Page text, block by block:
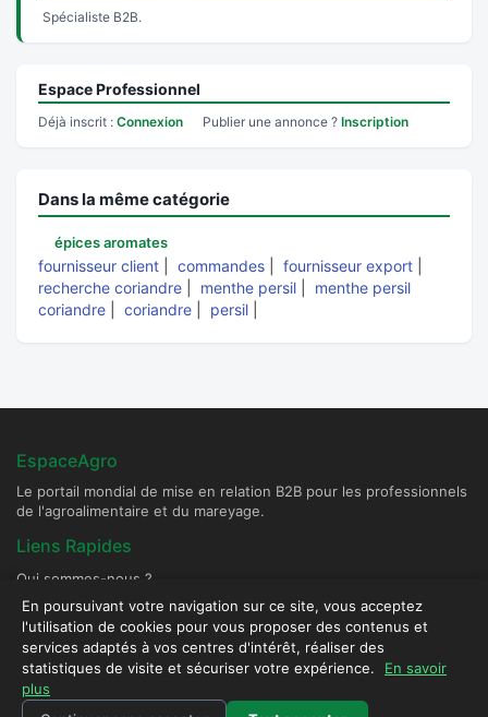
Spécialiste B2B.
Espace Professionnel
Déjà inscrit : Connexion Publier une annonce ? Inscription
Dans la même catégorie
épices aromates
fournisseur client commandes fournisseur export
recherche coriandre
menthe persil
menthe persil
coriandre
coriandre persil
EspaceAgro
Le portail mondial de mise en relation B2B pour les professionnels
de l'agroalimentaire et du mareyage.
Liens Rapides
Qui sommes-nous ?
Devenir Fournisseur Partenaire
Publier une annonce
Contact & Sécurité
Plateforme sécurisée - Tous droits réservés © 2026 EspaceAgro.
En poursuivant votre navigation sur ce site, vous acceptez
l'utilisation de cookies pour vous proposer des contenus et
services adaptés à vos centres d'intérêt, réaliser des
statistiques de visite et sécuriser votre expérience.
En savoir
plus